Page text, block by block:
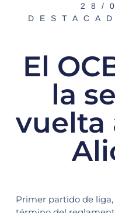
28/
El
la
vuelta
Primer partido de